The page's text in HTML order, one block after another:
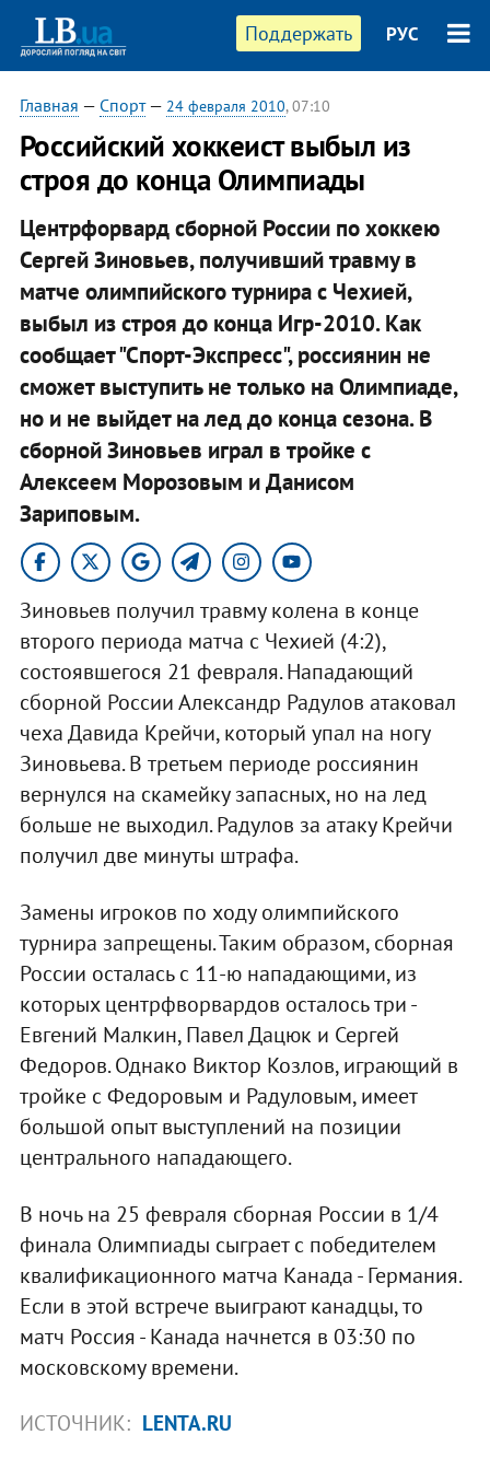
Поддержать РУС
Главная — Спорт— 24 февраля 2010, 07:10
Российский хоккеист выбыл из
строя до конца Олимпиады
Центрфорвард сборной России по хоккею
Сергей Зиновьев, получивший травму в
матче олимпийского турнира с Чехией,
выбыл из строя до конца Игр-2010. Как
сообщает "Спорт-Экспресс", россиянин не
сможет выступить не только на Олимпиаде,
но и не выйдет на лед до конца сезона. В
сборной Зиновьев играл в тройке с
Алексеем Морозовым и Данисом
Зариповым.
Зиновьев получил травму колена в конце
второго периода матча с Чехией (4:2),
состоявшегося 21 февраля. Нападающий
сборной России Александр Радулов атаковал
чеха Давида Крейчи, который упал на ногу
Зиновьева. В третьем периоде россиянин
вернулся на скамейку запасных, но на лед
больше не выходил. Радулов за атаку Крейчи
получил две минуты штрафа.
Замены игроков по ходу олимпийского
турнира запрещены. Таким образом, сборная
России осталась с 11-ю нападающими, из
которых центрфворвардов осталось три -
Евгений Малкин, Павел Дацюк и Сергей
Федоров. Однако Виктор Козлов, играющий в
тройке с Федоровым и Радуловым, имеет
большой опыт выступлений на позиции
центрального нападающего.
В ночь на 25 февраля сборная России в 1/4
финала Олимпиады сыграет с победителем
квалификационного матча Канада - Германия.
Если в этой встрече выиграют канадцы, то
матч Россия - Канада начнется в 03:30 по
московскому времени.
ИСТОЧНИК: LENTA.RU